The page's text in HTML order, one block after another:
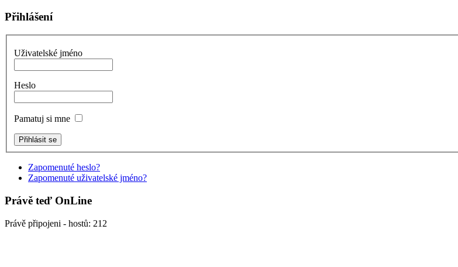
Přihlášení
Uživatelské jméno
Heslo
Pamatuj si mne
Zapomenuté heslo?
Zapomenuté uživatelské jméno?
Právě teď OnLine
Právě připojeni - hostů: 212